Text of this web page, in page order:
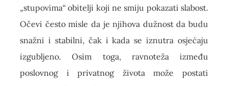
„stupovima“ obitelji koji ne smiju pokazati slabost.
Očevi često misle da je njihova dužnost da budu
snažni i stabilni, čak i kada se iznutra osjećaju
izgubljeno. Osim toga, ravnoteža između
poslovnog i privatnog života može postati